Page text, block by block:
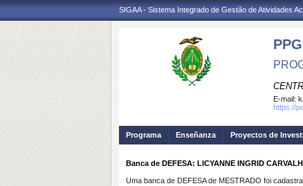
SIGAA - Sistema Integrado de Gestão de Atividades
E-mail:
https://
Programa Enseñanza Proyectos de
Banca de DEFESA: LICYANNE INGRID
Uma banca de DEFESA de MESTRADO foi